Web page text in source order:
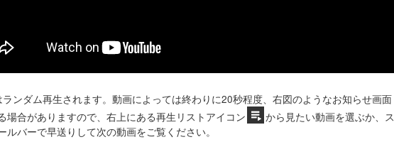
ランダム再生されます。動画によっては終わりに20秒程度、右図のようなお知らせ画面
場合がありますので、右上にある再生リストアイコン
から見たい動画を選ぶか、ス
ルバーで早送りして次の動画をご覧ください。